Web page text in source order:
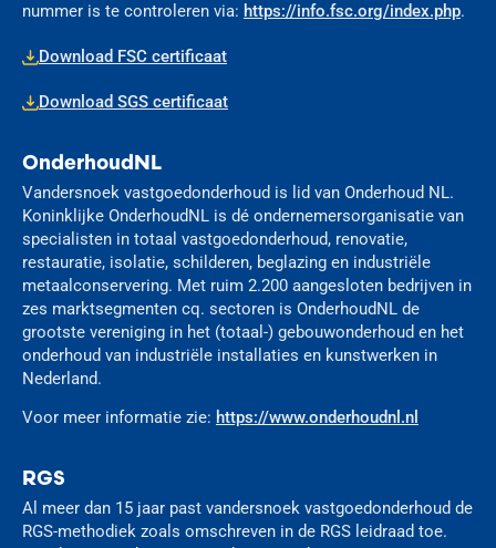
nummer is te controleren via: https://info.fsc.org/index.php.
Download FSC certificaat
Download SGS certificaat
OnderhoudNL
Vandersnoek vastgoedonderhoud is lid van Onderhoud NL.
Koninklijke OnderhoudNL is dé ondernemersorganisatie van
specialisten in totaal vastgoedonderhoud, renovatie,
restauratie, isolatie, schilderen, beglazing en industriële
metaalconservering. Met ruim 2.200 aangesloten bedrijven in
zes marktsegmenten cq. sectoren is OnderhoudNL de
grootste vereniging in het (totaal-) gebouwonderhoud en het
onderhoud van industriële installaties en kunstwerken in
Nederland.
Voor meer informatie zie: https://www.onderhoudnl.nl
RGS
Al meer dan 15 jaar past vandersnoek vastgoedonderhoud de
RGS-methodiek zoals omschreven in de RGS leidraad toe.